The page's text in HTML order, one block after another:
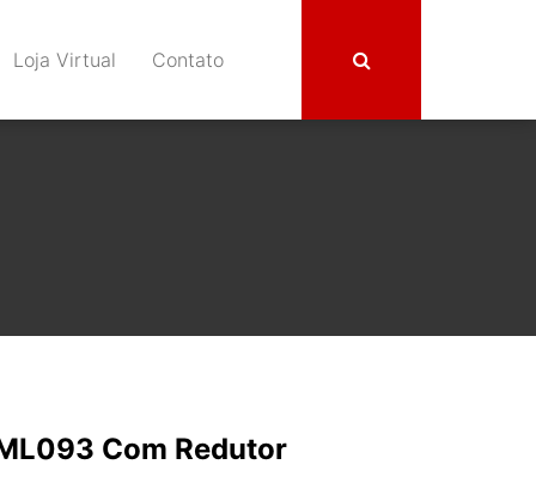
Loja Virtual Contato
Com Redutor